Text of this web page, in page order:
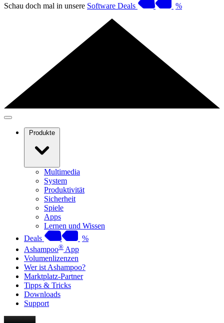
Schau doch mal in unsere Software Deals %
Produkte
Multimedia
System
Produktivität
Sicherheit
Spiele
Apps
Lernen und Wissen
Deals
%
Ashampoo® App
Volumenlizenzen
Wer ist Ashampoo?
Marktplatz-Partner
Tipps & Tricks
Downloads
Support